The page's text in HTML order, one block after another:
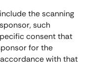
the scanning
such
consent that
for the
with that